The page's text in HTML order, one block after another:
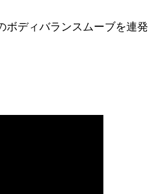
ボディバランスムーブを連発